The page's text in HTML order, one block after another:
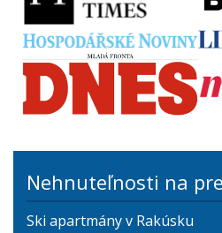
Nehnuteľnosti na
Ski apartmány v Rakúsku